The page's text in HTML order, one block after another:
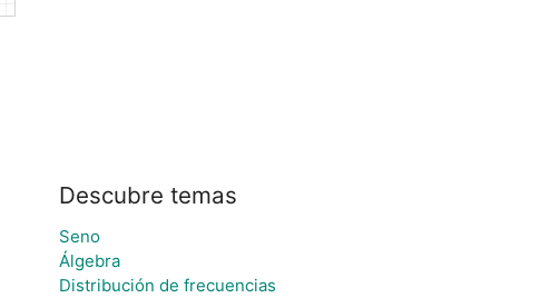
Descubre temas
Seno
Álgebra
Distribución de frecuencias